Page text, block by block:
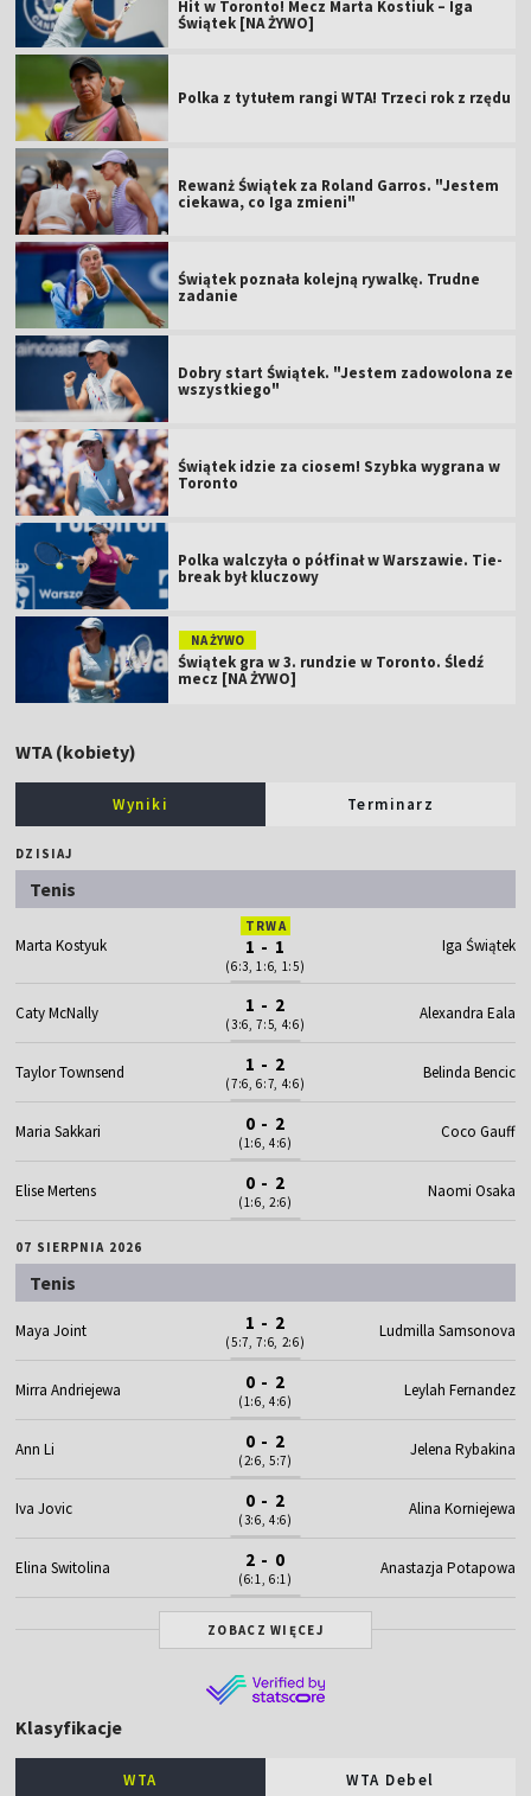
Hit w Toronto! Mecz Marta Kostiuk – Iga
Świątek [NA ŻYWO]
Polka z tytułem rangi WTA! Trzeci rok z rzędu
Rewanż Świątek za Roland Garros. "Jestem
ciekawa, co Iga zmieni"
Świątek poznała kolejną rywalkę. Trudne
zadanie
Dobry start Świątek. "Jestem zadowolona ze
wszystkiego"
Świątek idzie za ciosem! Szybka wygrana w
Toronto
Polka walczyła o półfinał w Warszawie. Tie-
break był kluczowy
NA ŻYWO
Świątek gra w 3. rundzie w Toronto. Śledź
mecz [NA ŻYWO]
WTA (kobiety)
Wyniki Terminarz
DZISIAJ
Tenis
Marta Kostyuk
TRWA
1 - 1
(6:3, 1:6, 1:5)
Iga Świątek
Caty McNally 1 - 2
(3:6, 7:5, 4:6)
Alexandra Eala
Taylor Townsend 1 - 2
(7:6, 6:7, 4:6)
Belinda Bencic
Maria Sakkari 0 - 2
(1:6, 4:6)
Coco Gauff
Elise Mertens 0 - 2
(1:6, 2:6)
Naomi Osaka
07 SIERPNIA 2026
Tenis
Maya Joint 1 - 2
(5:7, 7:6, 2:6)
Ludmilla Samsonova
Mirra Andriejewa 0 - 2
(1:6, 4:6)
Leylah Fernandez
Ann Li 0 - 2
(2:6, 5:7)
Jelena Rybakina
Iva Jovic 0 - 2
(3:6, 4:6)
Alina Korniejewa
Elina Switolina 2 - 0
(6:1, 6:1)
Anastazja Potapowa
ZOBACZ WIĘCEJ
Klasyfikacje
WTA WTA Debel